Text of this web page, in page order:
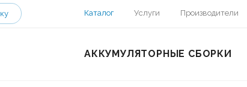
Каталог Услуги Производители
АККУМУЛЯТОРНЫЕ СБОРКИ